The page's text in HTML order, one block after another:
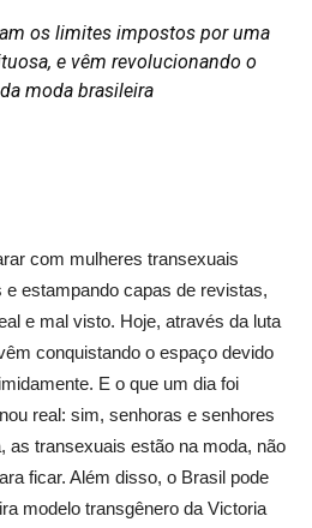
os limites impostos por uma
e vêm revolucionando o
moda brasileira
com mulheres transexuais
estampando capas de revistas,
e mal visto. Hoje, através da luta
conquistando o espaço devido
E o que um dia foi
real: sim, senhoras e senhores
as transexuais estão na moda, não
ficar. Além disso, o Brasil pode
modelo transgênero da Victoria